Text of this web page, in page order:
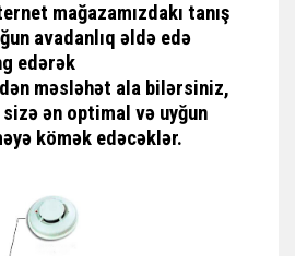
mağazamızdakı tanış
avadanlıq əldə edə
edərək
məsləhət ala bilərsiniz,
ən optimal və uyğun
kömək edəcəklər.